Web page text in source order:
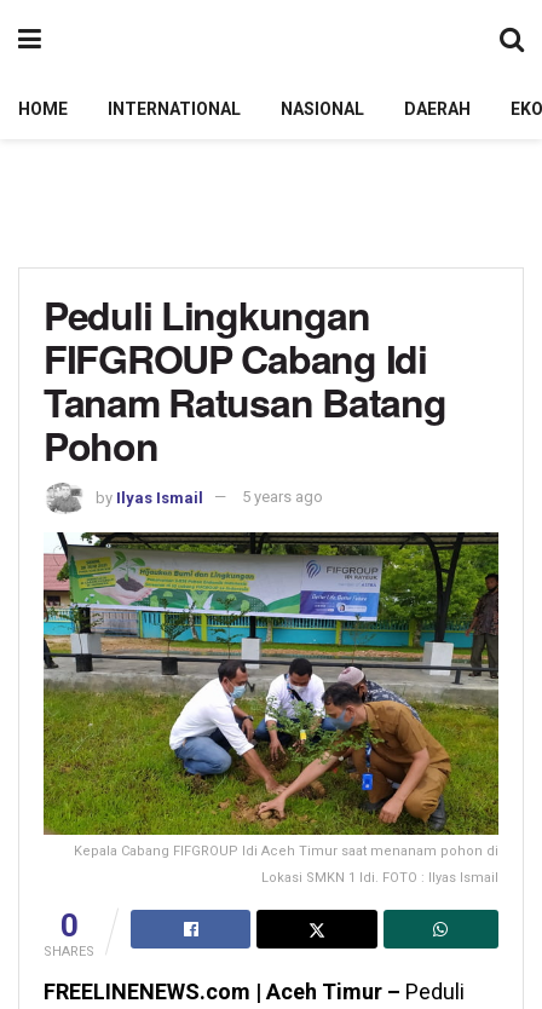
HOME INTERNATIONAL NASIONAL DAERAH
Peduli Lingkungan
FIFGROUP Cabang Idi
Tanam Ratusan Batang
Pohon
by Ilyas Ismail 5 years ago
Kepala Cabang FIFGROUP Idi Aceh Timur saat menanam pohon di
Lokasi SMKN 1 Idi. FOTO : Ilyas Ismail
0
SHARES
FREELINENEWS.com | Aceh Timur – Peduli